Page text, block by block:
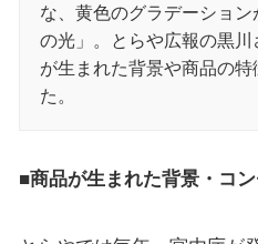
な、黄色のグラデーショ
の光」。とらや広報の黒
が生まれた背景や商品の
た。
■商品が生まれた背景・コン